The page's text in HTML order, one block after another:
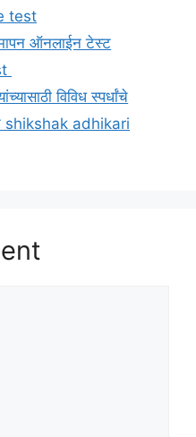
test
मापन ऑनलाईन टेस्ट
विविध स्पर्धांचे
shikshak adhikari